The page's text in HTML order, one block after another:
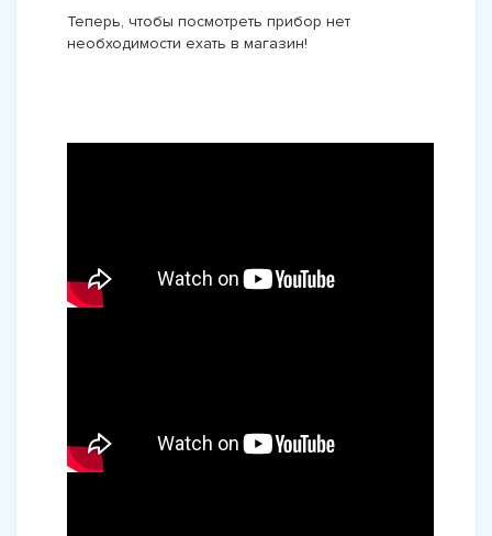
Теперь, чтобы посмотреть прибор нет
необходимости ехать в магазин!